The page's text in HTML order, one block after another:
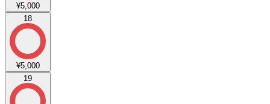
¥5,000
18
¥5,000
19